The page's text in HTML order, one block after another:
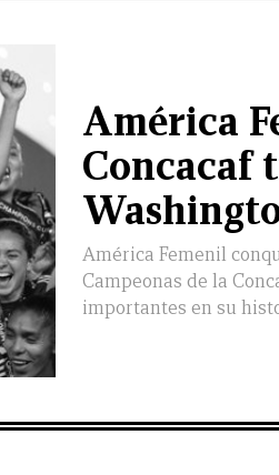
América
Concacaf
América Femenil
Campeonas de la
importantes en su